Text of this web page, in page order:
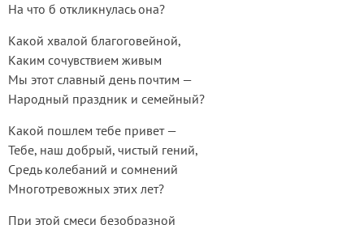
На что б откликнулась она?
Какой хвалой благоговейной,
Каким сочувствием живым
Мы этот славный день почтим —
Народный праздник и семейный?
Какой пошлем тебе привет —
Тебе, наш добрый, чистый гений,
Средь колебаний и сомнений
Многотревожных этих лет?
При этой смеси безобразной